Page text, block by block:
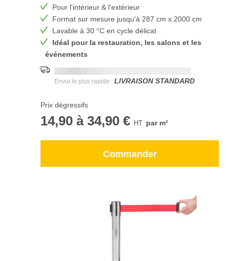
Pour l'intérieur & l'extérieur
Format sur mesure jusqu'à 287 cm x 2000 cm
Lavable à 30 °C en cycle délicat
Idéal pour la restauration, les salons et les
événements
Envoi le plus rapide : LIVRAISON STANDARD
Prix dégressifs
14,90 à 34,90 € par m²
Commander